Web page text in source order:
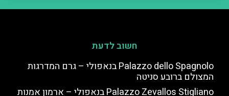
חשוב לדעת
Palazzo dello Spagnolo בנאפולי – גרם המדרגות
המצולם ברובע סניטה
Palazzo Zevallos Stigliano בנאפולי – ארמון אמנות